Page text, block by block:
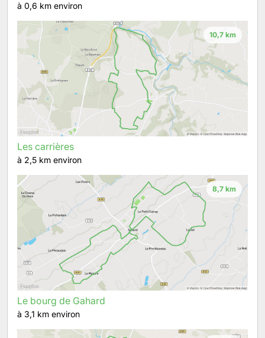
à 0,6 km environ
10,7 km
Les carrières
à 2,5 km environ
8,7 km
Le bourg de Gahard
à 3,1 km environ